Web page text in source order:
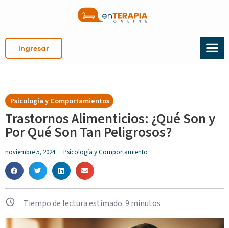
Ingresar
Psicología y Comportamientos
Trastornos Alimenticios: ¿Qué Son y
Por Qué Son Tan Peligrosos?
noviembre 5, 2024 Psicología y Comportamiento
Tiempo de lectura estimado:9 minutos